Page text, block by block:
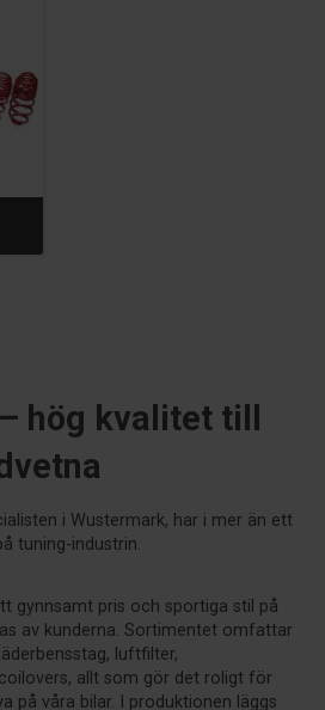
hög kvalitet till
i Wustermark, har i mer än ett
tuning-industrin.
gynnsamt pris och sportiga stil på
av kunderna. Sortimentet omfattar
luftfilter,
allt som gör det roligt för
på våra bilar. I produktionen läggs